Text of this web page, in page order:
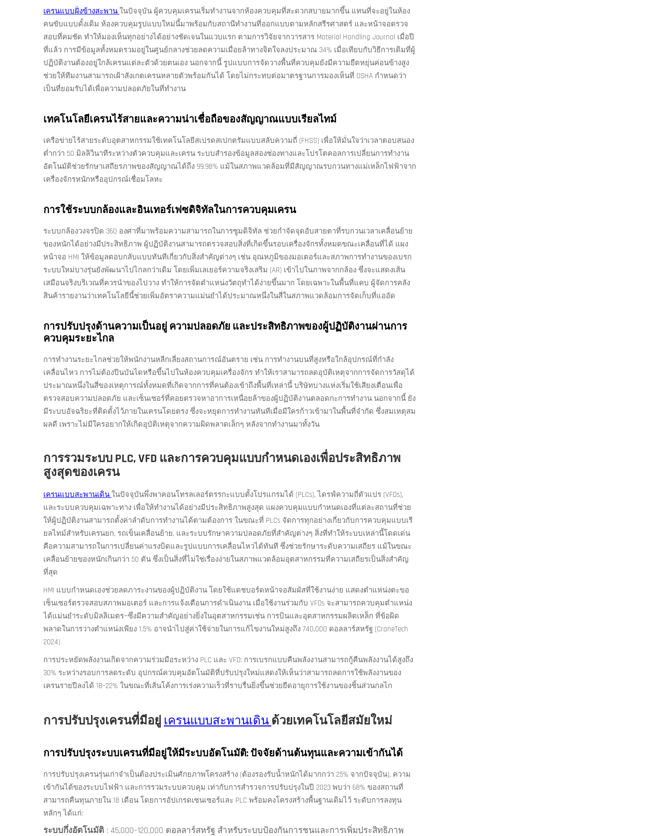
เครนแบบฝั่งข้างสะพาน ในปัจจุบัน ผู้ควบคุมเครนเริ่มทำงานจากห้องควบคุมที่สะดวกสบายมากขึ้น แทนที่จะอยู่ในห้อง
คนขับแบบดั้งเดิม ห้องควบคุมรูปแบบใหม่นี้มาพร้อมกับสถานีทำงานที่ออกแบบตามหลักสรีรศาสตร์ และหน้าจอตรวจ
สอบที่คมชัด ทำให้มองเห็นทุกอย่างได้อย่างชัดเจนในแวบแรก ตามการวิจัยจากวารสาร Material Handling Journal เมื่อปี
ที่แล้ว การมีข้อมูลทั้งหมดรวมอยู่ในศูนย์กลางช่วยลดความเมื่อยล้าทางจิตใจลงประมาณ 34% เมื่อเทียบกับวิธีการเดิมที่ผู้
ปฏิบัติงานต้องอยู่ใกล้เครนแต่ละตัวด้วยตนเอง นอกจากนี้ รูปแบบการจัดวางพื้นที่ควบคุมยังมีความยืดหยุ่นค่อนข้างสูง
ช่วยให้ทีมงานสามารถเฝ้าสังเกตเครนหลายตัวพร้อมกันได้ โดยไม่กระทบต่อมาตรฐานการมองเห็นที่ OSHA กำหนดว่า
เป็นที่ยอมรับได้เพื่อความปลอดภัยในที่ทำงาน
เทคโนโลยีเครนไร้สายและความน่าเชื่อถือของสัญญาณแบบเรียลไทม์
เครือข่ายไร้สายระดับอุตสาหกรรมใช้เทคโนโลยีสเปรดสเปกตรัมแบบสลับความถี่ (FHSS) เพื่อให้มั่นใจว่าเวลาตอบสนอง
ต่ำกว่า 50 มิลลิวินาทีระหว่างตัวควบคุมและเครน ระบบสำรองข้อมูลสองช่องทางและโปรโตคอลการเปลี่ยนการทำงาน
อัตโนมัติช่วยรักษาเสถียรภาพของสัญญาณได้ถึง 99.98% แม้ในสภาพแวดล้อมที่มีสัญญาณรบกวนทางแม่เหล็กไฟฟ้าจาก
เครื่องจักรหนักหรืออุปกรณ์เชื่อมโลหะ
การใช้ระบบกล้องและอินเทอร์เฟซดิจิทัลในการควบคุมเครน
ระบบกล้องวงจรปิด 360 องศาที่มาพร้อมความสามารถในการซูมดิจิทัล ช่วยกำจัดจุดอับสายตาที่รบกวนเวลาเคลื่อนย้าย
ของหนักได้อย่างมีประสิทธิภาพ ผู้ปฏิบัติงานสามารถตรวจสอบสิ่งที่เกิดขึ้นรอบเครื่องจักรทั้งหมดขณะเคลื่อนที่ได้ แผง
หน้าจอ HMI ให้ข้อมูลตอบกลับแบบทันทีเกี่ยวกับสิ่งสำคัญต่างๆ เช่น อุณหภูมิของมอเตอร์และสภาพการทำงานของเบรก
ระบบใหม่บางรุ่นยังพัฒนาไปไกลกว่าเดิม โดยเพิ่มเลเยอร์ความจริงเสริม (AR) เข้าไปในภาพจากกล้อง ซึ่งจะแสดงเส้น
เสมือนจริงบริเวณที่ควรนำของไปวาง ทำให้การจัดตำแหน่งวัตถุทำได้ง่ายขึ้นมาก โดยเฉพาะในพื้นที่แคบ ผู้จัดการคลัง
สินค้ารายงานว่าเทคโนโลยีนี้ช่วยเพิ่มอัตราความแม่นยำได้ประมาณหนึ่งในสี่ในสภาพแวดล้อมการจัดเก็บที่แออัด
การปรับปรุงด้านความเป็นอยู่ ความปลอดภัย และประสิทธิภาพของผู้ปฏิบัติงานผ่านการ
ควบคุมระยะไกล
การทำงานระยะไกลช่วยให้พนักงานหลีกเลี่ยงสถานการณ์อันตราย เช่น การทำงานบนที่สูงหรือใกล้อุปกรณ์ที่กำลัง
เคลื่อนไหว การไม่ต้องปีนบันไดหรือขึ้นไปในห้องควบคุมเครื่องจักร ทำให้เราสามารถลดอุบัติเหตุจากการจัดการวัสดุได้
ประมาณหนึ่งในสี่ของเหตุการณ์ทั้งหมดที่เกิดจากการที่คนต้องเข้าถึงพื้นที่เหล่านี้ บริษัทบางแห่งเริ่มใช้เสียงเตือนเพื่อ
ตรวจสอบความปลอดภัย และเซ็นเซอร์ที่คอยตรวจหาอาการเหนื่อยล้าของผู้ปฏิบัติงานตลอดกะการทำงาน นอกจากนี้ ยัง
มีระบบอัจฉริยะที่ติดตั้งไว้ภายในเครนโดยตรง ซึ่งจะหยุดการทำงานทันทีเมื่อมีใครก้าวเข้ามาในพื้นที่จำกัด ซึ่งสมเหตุสม
ผลดี เพราะไม่มีใครอยากให้เกิดอุบัติเหตุจากความผิดพลาดเล็กๆ หลังจากทำงานมาทั้งวัน
การรวมระบบ PLC, VFD และการควบคุมแบบกำหนดเองเพื่อประสิทธิภาพ
สูงสุดของเครน
เครนแบบสะพานเดิน ในปัจจุบันพึ่งพาคอนโทรลเลอร์ตรรกะแบบตั้งโปรแกรมได้ (PLCs), ไดรฟ์ความถี่ตัวแปร (VFDs),
และระบบควบคุมเฉพาะทาง เพื่อให้ทำงานได้อย่างมีประสิทธิภาพสูงสุด แผงควบคุมแบบกำหนดเองที่แต่ละสถานที่ช่วย
ให้ผู้ปฏิบัติงานสามารถตั้งค่าลำดับการทำงานได้ตามต้องการ ในขณะที่ PLCs จัดการทุกอย่างเกี่ยวกับการควบคุมแบบเรี
ยลไทม์สำหรับเครนยก, รถเข็นเคลื่อนย้าย, และระบบรักษาความปลอดภัยที่สำคัญต่างๆ สิ่งที่ทำให้ระบบเหล่านี้โดดเด่น
คือความสามารถในการเปลี่ยนค่าแรงบิดและรูปแบบการเคลื่อนไหวได้ทันที ซึ่งช่วยรักษาระดับความเสถียร แม้ในขณะ
เคลื่อนย้ายของหนักเกินกว่า 50 ตัน ซึ่งเป็นสิ่งที่ไม่ใช่เรื่องง่ายในสภาพแวดล้อมอุตสาหกรรมที่ความเสถียรเป็นสิ่งสำคัญ
ที่สุด
HMI แบบกำหนดเองช่วยลดภาระงานของผู้ปฏิบัติงาน โดยใช้แดชบอร์ดหน้าจอสัมผัสที่ใช้งานง่าย แสดงตำแหน่งตะขอ
เซ็นเซอร์ตรวจสอบสภาพมอเตอร์ และการแจ้งเตือนการดำเนินงาน เมื่อใช้งานร่วมกับ VFDs จะสามารถควบคุมตำแหน่ง
ได้แม่นยำระดับมิลลิเมตร—ซึ่งมีความสำคัญอย่างยิ่งในอุตสาหกรรมเช่น การบินและอุตสาหกรรมผลิตเหล็ก ที่ข้อผิด
พลาดในการวางตำแหน่งเพียง 1.5% อาจนำไปสู่ค่าใช้จ่ายในการแก้ไขงานใหม่สูงถึง 740,000 ดอลลาร์สหรัฐ (CraneTech
2024)
การประหยัดพลังงานเกิดจากความร่วมมือระหว่าง PLC และ VFD: การเบรกแบบคืนพลังงานสามารถกู้คืนพลังงานได้สูงถึง
30% ระหว่างรอบการลดระดับ อุปกรณ์ควบคุมอัตโนมัติที่ปรับปรุงใหม่แสดงให้เห็นว่าสามารถลดการใช้พลังงานของ
เครนรายปีลงได้ 18–22% ในขณะที่เส้นโค้งการเร่งความเร็วที่ราบรื่นยิ่งขึ้นช่วยยืดอายุการใช้งานของชิ้นส่วนกลไก
การปรับปรุงเครนที่มีอยู่ เครนแบบสะพานเดิน ด้วยเทคโนโลยีสมัยใหม่
การปรับปรุงระบบเครนที่มีอยู่ให้มีระบบอัตโนมัติ: ปัจจัยด้านต้นทุนและความเข้ากันได้
การปรับปรุงเครนรุ่นเก่าจำเป็นต้องประเมินศักยภาพโครงสร้าง (ต้องรองรับน้ำหนักได้มากกว่า 25% จากปัจจุบัน), ความ
เข้ากันได้ของระบบไฟฟ้า และการรวมระบบควบคุม เท่ากับการสำรวจการปรับปรุงในปี 2023 พบว่า 68% ของสถานที่
สามารถคืนทุนภายใน 18 เดือน โดยการอัปเกรดเซนเซอร์และ PLC พร้อมคงโครงสร้างพื้นฐานเดิมไว้ ระดับการลงทุน
หลักๆ ได้แก่:
ระบบกึ่งอัตโนมัติ : 45,000–120,000 ดอลลาร์สหรัฐ สำหรับระบบป้องกันการชนและการเพิ่มประสิทธิภาพ